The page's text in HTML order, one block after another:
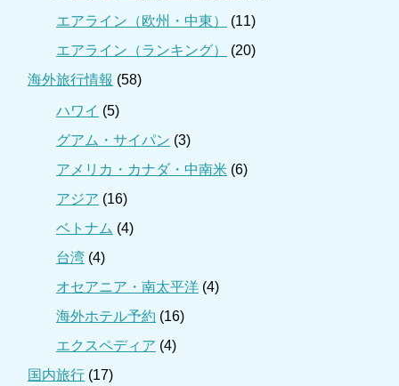
エアライン（欧州・中東）
(11)
エアライン（ランキング）
(20)
海外旅行情報 (58)
ハワイ (5)
グアム・サイパン (3)
アメリカ・カナダ・中南米 (6)
アジア (16)
ベトナム (4)
台湾 (4)
オセアニア・南太平洋 (4)
海外ホテル予約 (16)
エクスペディア (4)
国内旅行 (17)